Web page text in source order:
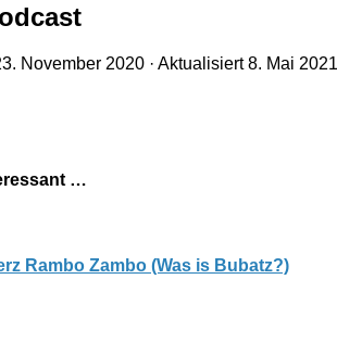
November 2020 · Aktualisiert8. Mai 2021
…
Rambo Zambo (Was is Bubatz?)